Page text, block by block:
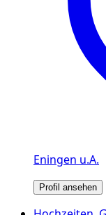
Eningen u.A.
Profil ansehen